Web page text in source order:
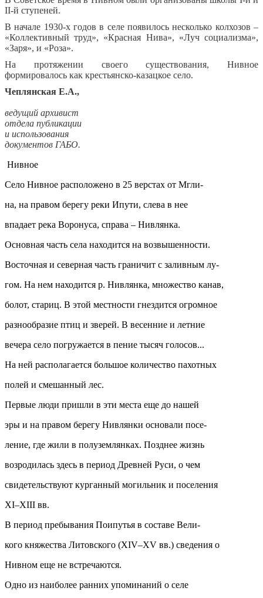
II-й ступеней.
В начале 1930-х годов в селе появилось несколько колхозов –
«Коллективный труд», «Красная Нива», «Луч социализма»,
«Заря», и «Роза».
На протяжении своего существования, Нивное
формировалось как крестьянско-казацкое село.
Чеплянская Е.А.,
ведущий архивист
отдела публикации
и использования
документов ГАБО.
Нивное
Cело Нивное расположено в 25 верстах от Мгли-
на, на правом берегу реки Ипути, слева в нее
впадает река Воронуса, справа – Нивлянка.
Основная часть села находится на возвышенности.
Восточная и северная часть граничит с заливным лу-
гом. На нем находится р. Нивлянка, множество канав,
болот, стариц. В этой местности гнездится огромное
разнообразие птиц и зверей. В весенние и летние
вечера село погружается в пение тысяч голосов...
На ней располагается большое количество пахотных
полей и смешанный лес.
Первые люди пришли в эти места еще до нашей
эры и на правом берегу Нивлянки основали посе-
ление, где жили в полуземлянках. Позднее жизнь
возродилась здесь в период Древней Руси, о чем
свидетельствуют курганный могильник и поселения
XI–XIII вв.
В период пребывания Поипутья в составе Вели-
кого княжества Литовского (XIV–XV вв.) сведения о
Нивном еще не встречаются.
Одно из наиболее ранних упоминаний о селе